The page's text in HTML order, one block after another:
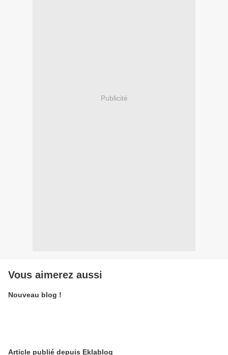
Publicité
Vous aimerez aussi
Nouveau blog !
Article publié depuis Eklablog